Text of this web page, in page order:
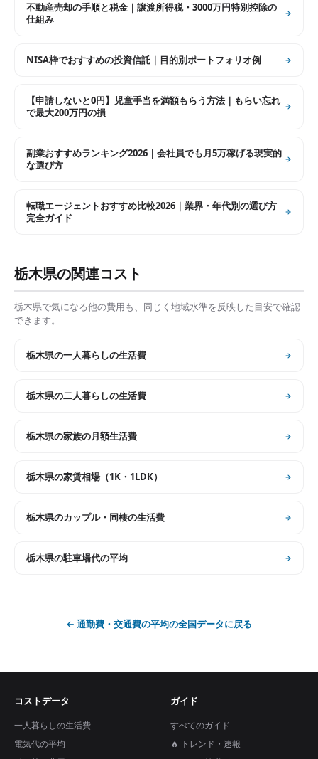
不動産売却の手順と税金｜譲渡所得税・3000万円特別控除の
仕組み
NISA枠でおすすめの投資信託｜目的別ポートフォリオ例
【申請しないと0円】児童手当を満額もらう方法｜もらい忘れ
で最大200万円の損
副業おすすめランキング2026｜会社員でも月5万稼げる現実的
な選び方
転職エージェントおすすめ比較2026｜業界・年代別の選び方
完全ガイド
栃木県の関連コスト
栃木県で気になる他の費用も、同じく地域水準を反映した目安で確認
できます。
栃木県の一人暮らしの生活費
栃木県の二人暮らしの生活費
栃木県の家族の月額生活費
栃木県の家賃相場（1K・1LDK）
栃木県のカップル・同棲の生活費
栃木県の駐車場代の平均
← 通勤費・交通費の平均の全国データに戻る
コストデータ
一人暮らしの生活費
電気代の平均
ガイド
すべてのガイド
🔥 トレンド・速報